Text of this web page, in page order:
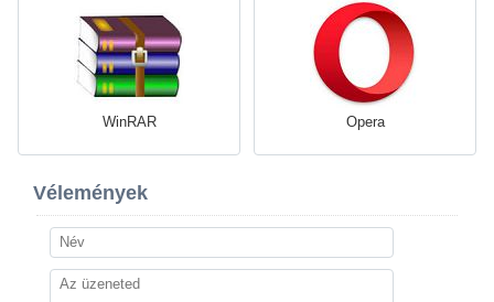
WinRAR Opera
Vélemények